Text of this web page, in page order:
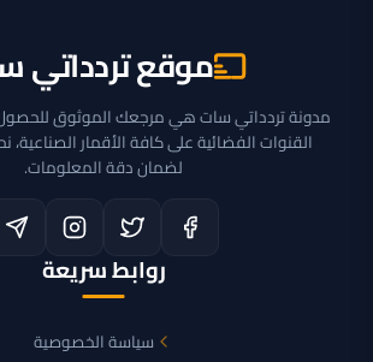
موقع تردداتي
مدونة تردداتي سات هي مرجعك الموثوق
القنوات الفضائية على كافة الأقمار الصناعية،
لضمان دقة المعلومات.
روابط سريعة
سياسة الخصوصية